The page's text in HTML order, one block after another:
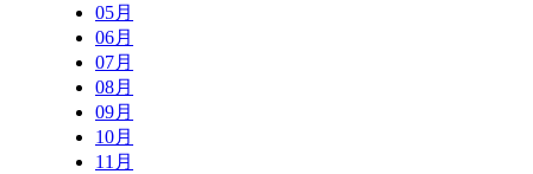
05月
06月
07月
08月
09月
10月
11月